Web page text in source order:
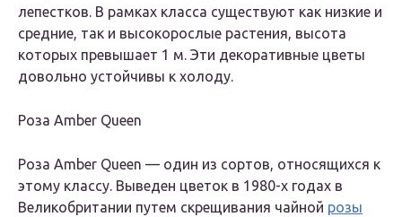
лепестков. В рамках класса существуют как низкие и
средние, так и высокорослые растения, высота
которых превышает 1 м. Эти декоративные цветы
довольно устойчивы к холоду.
Роза Amber Queen
Роза Amber Queen — один из сортов, относящихся к
этому классу. Выведен цветок в 1980-х годах в
Великобритании путем скрещивания чайной розы